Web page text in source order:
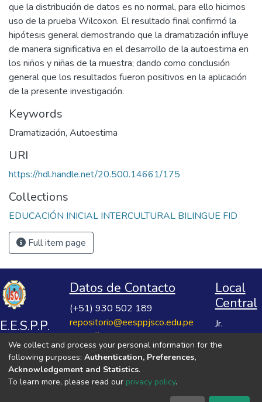
que la distribución de datos es no normal, para ello hicimos
uso de la prueba Wilcoxon. El resultado final confirmó la
hipótesis general demostrando que la dramatización influye
de manera significativa en el desarrollo de la autoestima en
los niños y niñas de la muestra; dando como conclusión
general que los resultados fueron positivos en la aplicación
de la presente investigación.
Keywords
Dramatización, Autoestima
URI
https://hdl.handle.net/20.500.14661/175
Collections
EDUCACIÓN INICIAL INTERCULTURAL BILINGUE FID
Full item page
E.E.S.P.P.
José
Salvador
Cavero
Ovalle
Datos de Contacto
(+51) 930 502 189
repositorio@eesppjsco.edu.pe
https://repositorio.eesppjsco.edu.pe
Local
Central
Jr.
No 624
We collect and process your personal information for the
following purposes: Authentication, Preferences,
Acknowledgement and Statistics.
To learn more, please read our privacy policy.